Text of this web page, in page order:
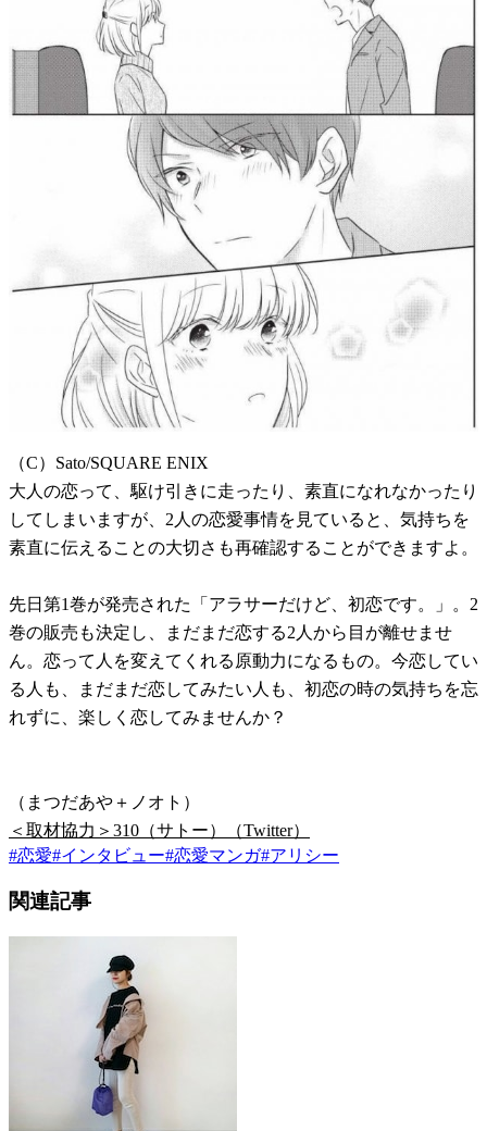
（C）Sato/SQUARE ENIX
大人の恋って、駆け引きに走ったり、素直になれなかったり
してしまいますが、2人の恋愛事情を見ていると、気持ちを
素直に伝えることの大切さも再確認することができますよ。
先日第1巻が発売された「アラサーだけど、初恋です。」。2
巻の販売も決定し、まだまだ恋する2人から目が離せませ
ん。恋って人を変えてくれる原動力になるもの。今恋してい
る人も、まだまだ恋してみたい人も、初恋の時の気持ちを忘
れずに、楽しく恋してみませんか？
（まつだあや＋ノオト）
＜取材協力＞310（サトー）（Twitter）
#恋愛#インタビュー#恋愛マンガ#アリシー
関連記事